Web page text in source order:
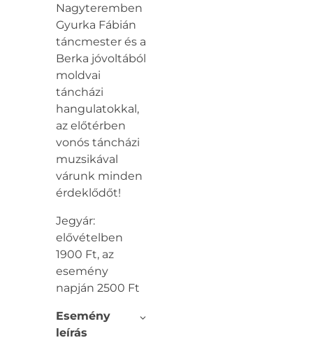
Nagyteremben
Gyurka Fábián
táncmester és a
Berka jóvoltából
moldvai
táncházi
hangulatokkal,
az előtérben
vonós táncházi
muzsikával
várunk minden
érdeklődőt!
Jegyár:
elővételben
1900 Ft, az
esemény
napján 2500 Ft
Esemény
leírás